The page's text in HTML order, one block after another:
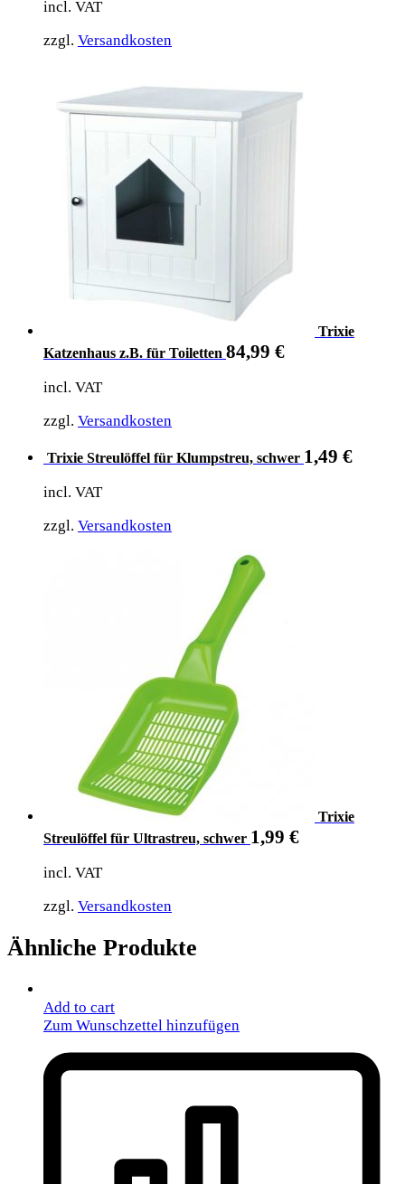
incl. VAT
zzgl. Versandkosten
Trixie
Katzenhaus z.B. für Toiletten 84,99 €
incl. VAT
zzgl. Versandkosten
Trixie Streulöffel für Klumpstreu, schwer 1,49 €
incl. VAT
zzgl. Versandkosten
Trixie
Streulöffel für Ultrastreu, schwer 1,99 €
incl. VAT
zzgl. Versandkosten
Ähnliche Produkte
Add to cart
Zum Wunschzettel hinzufügen